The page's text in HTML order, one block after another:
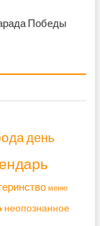
Победы
день
меню
неопознанное